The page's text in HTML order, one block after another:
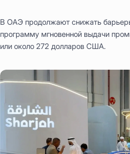
В ОАЭ продолжают снижать
программу мгновенной выдачи
или около 272 долларов США.